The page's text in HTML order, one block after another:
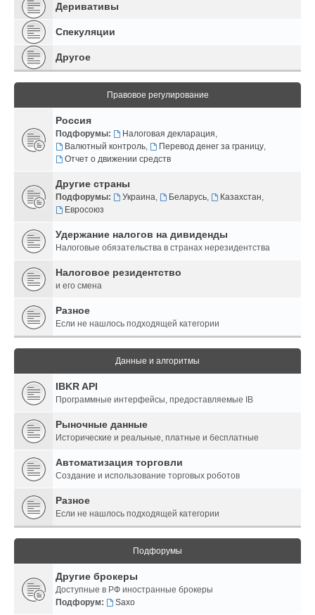
Деривативы
Спекуляции
Другое
Правовое регулирование
Россия
Подфорумы: Налоговая декларация,
Валютный контроль, Перевод денег за границу,
Отчет о движении средств
Другие страны
Подфорумы: Украина, Беларусь, Казахстан,
Евросоюз
Удержание налогов на дивиденды
Налоговые обязательства в странах нерезидентства
Налоговое резидентство
и его смена
Разное
Если не нашлось подходящей категории
Данные и алгоритмы
IBKR API
Программные интерфейсы, предоставляемые IB
Рыночные данные
Исторические и реальные, платные и бесплатные
Автоматизация торговли
Создание и использование торговых роботов
Разное
Если не нашлось подходящей категории
Подфорумы
Другие брокеры
Доступные в РФ иностранные брокеры
Подфорум:
Saxo